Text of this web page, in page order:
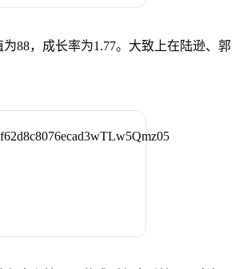
88，成长率为1.77。大致上在陆逊、郭